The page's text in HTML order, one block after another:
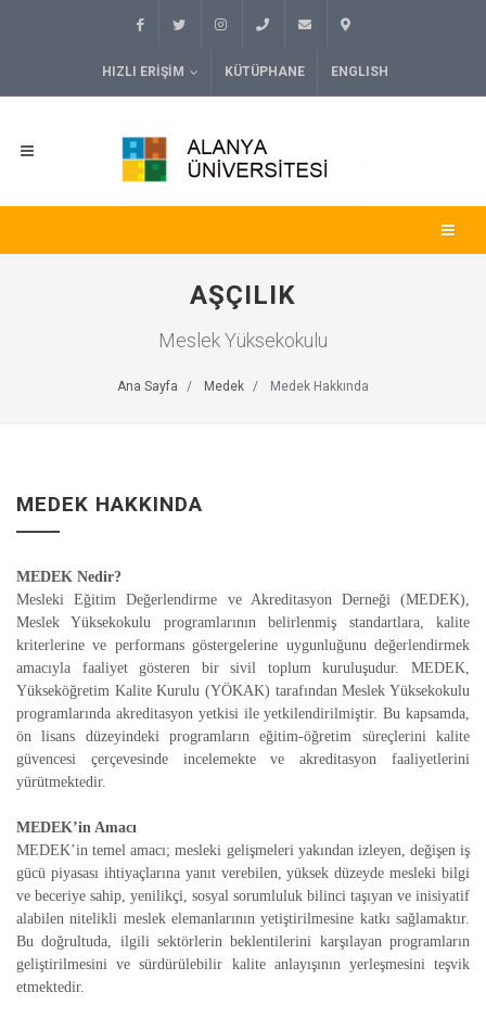
HIZLI ERIŞIM KÜTÜPHANE ENGLISH
AŞÇILIK
Meslek Yüksekokulu
Ana Sayfa Medek Medek Hakkında
MEDEK HAKKINDA
MEDEK Nedir?
Mesleki Eğitim Değerlendirme ve Akreditasyon Derneği (MEDEK),
Meslek Yüksekokulu programlarının belirlenmiş standartlara, kalite
kriterlerine ve performans göstergelerine uygunluğunu değerlendirmek
amacıyla faaliyet gösteren bir sivil toplum kuruluşudur. MEDEK,
Yükseköğretim Kalite Kurulu (YÖKAK) tarafından Meslek Yüksekokulu
programlarında akreditasyon yetkisi ile yetkilendirilmiştir. Bu kapsamda,
ön lisans düzeyindeki programların eğitim-öğretim süreçlerini kalite
güvencesi çerçevesinde incelemekte ve akreditasyon faaliyetlerini
yürütmektedir.
MEDEK’in Amacı
MEDEK’in temel amacı; mesleki gelişmeleri yakından izleyen, değişen iş
gücü piyasası ihtiyaçlarına yanıt verebilen, yüksek düzeyde mesleki bilgi
ve beceriye sahip, yenilikçi, sosyal sorumluluk bilinci taşıyan ve inisiyatif
alabilen nitelikli meslek elemanlarının yetiştirilmesine katkı sağlamaktır.
Bu doğrultuda, ilgili sektörlerin beklentilerini karşılayan programların
geliştirilmesini ve sürdürülebilir kalite anlayışının yerleşmesini teşvik
etmektedir.